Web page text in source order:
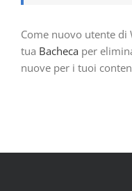
Come nuovo utente di
tua Bacheca per
nuove per i tuoi